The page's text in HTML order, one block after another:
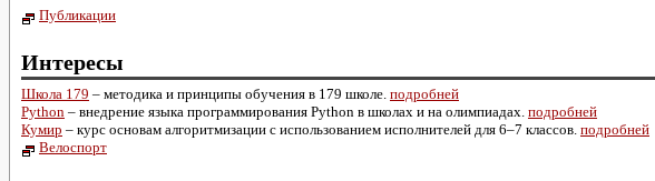
Публикации
Интересы
Школа 179 – методика и принципы обучения в 179 школе. подробней
Python – внедрение языка программирования Python в школах и на олимпиадах. подробней
Кумир – курс основам алгоритмизации с использованием исполнителей для 6–7 классов. подробней
Велоспорт